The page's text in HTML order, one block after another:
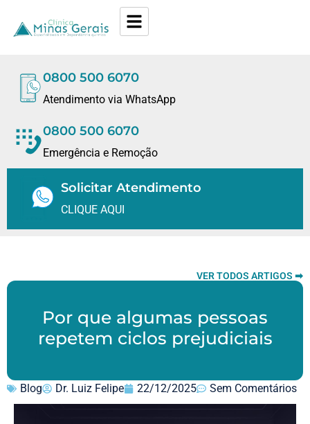
0800 500 6070
Atendimento via WhatsApp
0800 500 6070
Emergência e Remoção
Solicitar Atendimento
CLIQUE AQUI
VER TODOS ARTIGOS ➡
Por que algumas pessoas
repetem ciclos prejudiciais
Blog Dr. Luiz Felipe 22/12/2025 Sem Comentários